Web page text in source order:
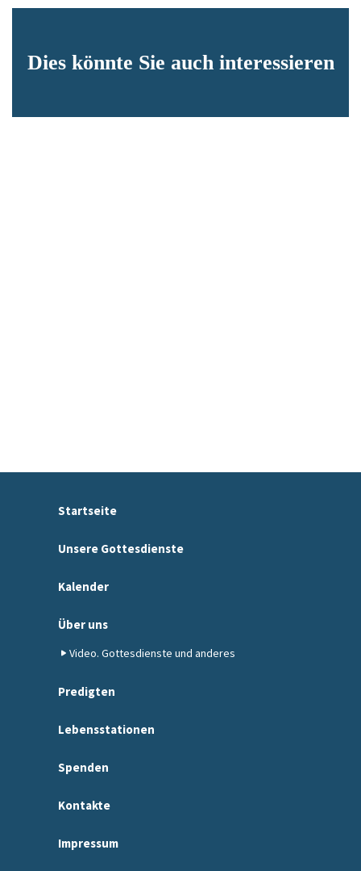
Dies könnte Sie auch interessieren
Startseite
Unsere Gottesdienste
Kalender
Über uns
Video. Gottesdienste und anderes
Predigten
Lebensstationen
Spenden
Kontakte
Impressum